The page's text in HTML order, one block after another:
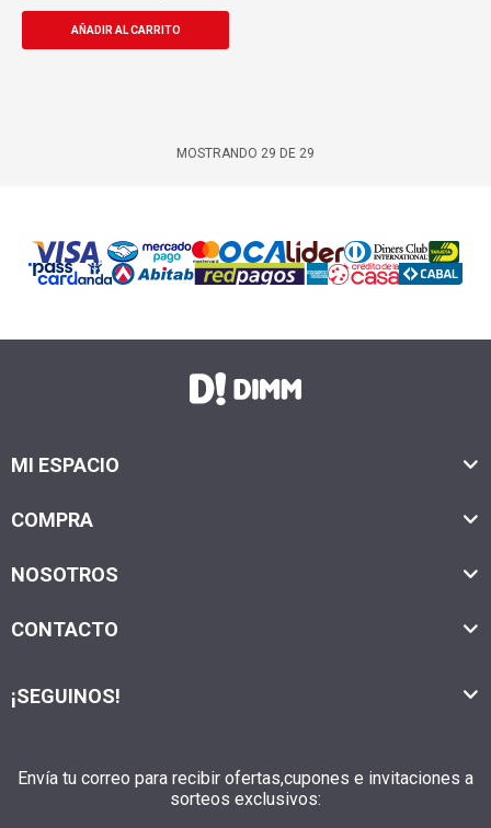
MOSTRANDO 29 DE 29
MI ESPACIO
COMPRA
NOSOTROS
CONTACTO
Envía tu correo para recibir ofertas,cupones e invitaciones a
sorteos exclusivos:
¡SEGUINOS!